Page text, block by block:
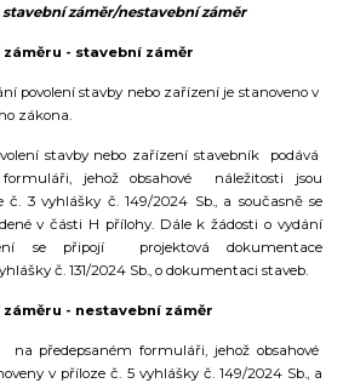
záměr/nestavební záměr
- stavební záměr
povolení stavby nebo zařízení je stanoveno v
zákona.
stavby nebo zařízení stavebník podává
jehož obsahové náležitosti jsou
č. 3 vyhlášky č. 149/2024 Sb., a současně se
v části H přílohy. Dále k žádosti o vydání
se připojí projektová dokumentace
č. 131/2024 Sb., o dokumentaci staveb.
- nestavební záměr
předepsaném formuláři, jehož obsahové
v příloze č. 5 vyhlášky č. 149/2024 Sb., a